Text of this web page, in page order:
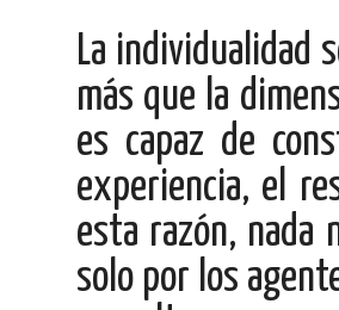
La individualidad
más que la
es capaz de
experiencia, el
esta razón, nada
solo por los